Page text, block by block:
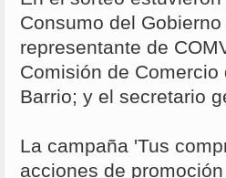
Consumo del
representante de
Comisión de
Barrio; y el secretario
La campaña 'Tus
acciones de